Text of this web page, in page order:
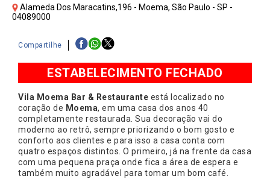
Alameda Dos Maracatins,196 - Moema, São Paulo - SP -
04089000
Compartilhe
ESTABELECIMENTO FECHADO
Vila Moema Bar & Restaurante está localizado no
coração de Moema, em uma casa dos anos 40
completamente restaurada. Sua decoração vai do
moderno ao retrô, sempre priorizando o bom gosto e
conforto aos clientes e para isso a casa conta com
quatro espaços distintos. O primeiro, já na frente da casa
com uma pequena praça onde fica a área de espera e
também muito agradável para tomar um bom café.